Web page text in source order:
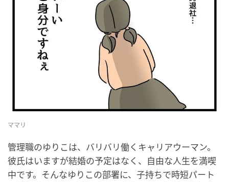
ママリ
管理職のゆりこは、バリバリ働くキャリアウーマン。
彼氏はいますが結婚の予定はなく、自由な人生を満喫
中です。そんなゆりこの部署に、子持ちで時短パート